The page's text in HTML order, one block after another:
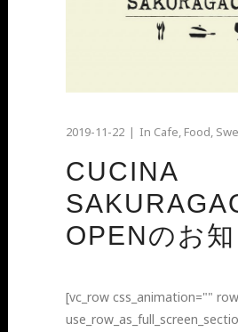
2019-11-22 In Cafe, Food,
CUCINA
OPENのお知
[vc_row css_animation=""